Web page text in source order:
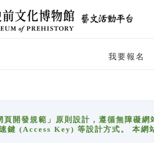
我要報名
頁開發規範」原則設計，遵循無障礙
(Access Key) 等設計方式。 本網